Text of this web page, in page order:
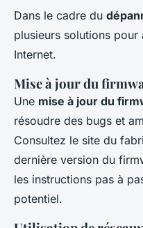
Dans le cadre du
plusieurs solutions
Internet.
Mise à jour du
Une mise à jour du
résoudre des bugs et
Consultez le site du
dernière version du
les instructions pas à
potentiel.